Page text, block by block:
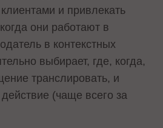
и привлекать
они работают в
в контекстных
выбирает, где, когда,
транслировать, и
(чаще всего за